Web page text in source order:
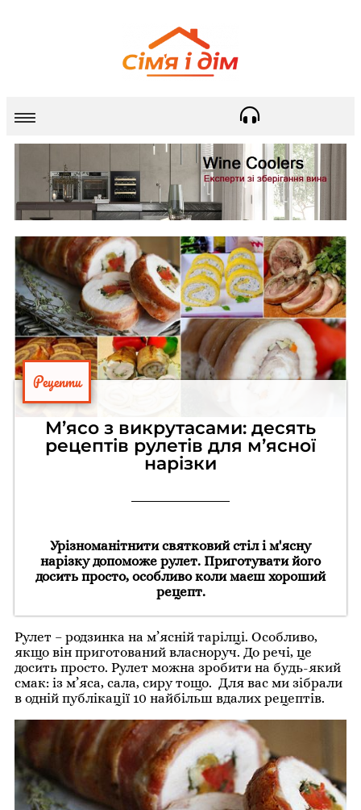
Рецепти
М’ясо з викрутасами: десять
рецептів рулетів для м’ясної
нарізки
Урізноманітнити святковий стіл і м'ясну
нарізку допоможе рулет. Приготувати його
досить просто, особливо коли маєш хороший
рецепт.
Рулет – родзинка на м’ясній тарілці. Особливо,
якщо він приготований власноруч. До речі, це
досить просто. Рулет можна зробити на будь-який
смак: із м’яса, сала, сиру тощо. Для вас ми зібрали
в одній публікації 10 найбільш вдалих рецептів.